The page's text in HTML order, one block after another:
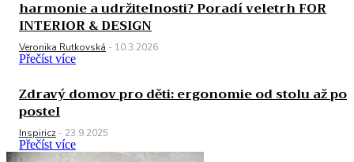
harmonie a udržitelnosti? Poradí veletrh FOR
INTERIOR & DESIGN
Veronika Rutkovská - 10.3.2026
Přečíst více
Zdravý domov pro děti: ergonomie od stolu až po
postel
Inspiricz - 23.9.2025
Přečíst více